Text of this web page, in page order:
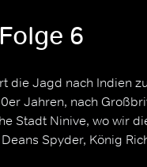
6
die Jagd nach Indien
Jahren, nach
Stadt Ninive, wo wir
Spyder, König